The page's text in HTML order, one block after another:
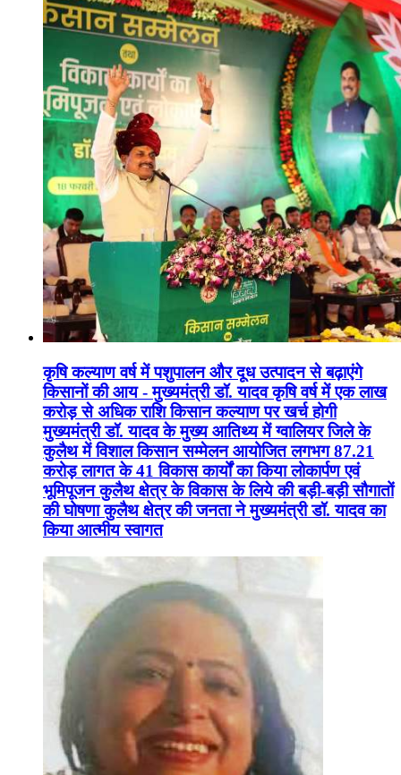
कृषि कल्याण वर्ष में पशुपालन और दूध उत्पादन से बढ़ाएंगे
किसानों की आय - मुख्यमंत्री डॉ. यादव कृषि वर्ष में एक लाख
करोड़ से अधिक राशि किसान कल्याण पर खर्च होगी
मुख्यमंत्री डॉ. यादव के मुख्य आतिथ्य में ग्वालियर जिले के
कुलैथ में विशाल किसान सम्मेलन आयोजित लगभग 87.21
करोड़ लागत के 41 विकास कार्यों का किया लोकार्पण एवं
भूमिपूजन कुलैथ क्षेत्र के विकास के लिये की बड़ी-बड़ी सौगातों
की घोषणा कुलैथ क्षेत्र की जनता ने मुख्यमंत्री डॉ. यादव का
किया आत्मीय स्वागत